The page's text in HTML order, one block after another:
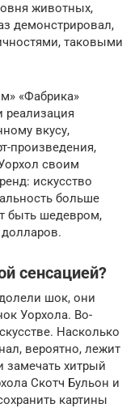
животных,
демонстрировал,
таковыми
«Фабрика»
реализация
вкусу,
произведения,
своим
искусство
больше
быть шедевром,
сенсацией?
шок, они
Уорхола. Во-
Насколько
вероятно, лежит
замечать хитрый
Скотч Бульон и
картины